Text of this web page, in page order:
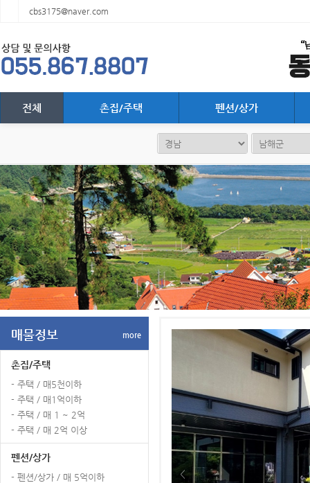
cbs3175@naver.com
전체 촌집/주택 펜션/상가
매물정보 more
촌집/주택
- 주택 / 매5천이하
- 주택 / 매1억이하
- 주택 / 매 1 ~ 2억
- 주택 / 매 2억 이상
펜션/상가
- 펜션/상가 / 매 5억이하
<